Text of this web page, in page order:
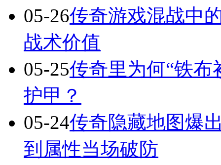
05-26传奇游戏混战中
战术价值
05-25传奇里为何“铁布
护甲？
05-24传奇隐藏地图爆
到属性当场破防